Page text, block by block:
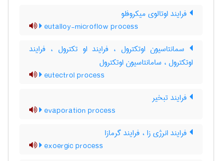
فرایند اوتالوی میکروفلو
eutalloy-microflow process
سمانتاسیون اوتکترول ، فرایند او تکترول ، فرایند
اوتکترول ، سامانتاسیون اوتکترول
eutectrol process
فرایند تبخیر
evaporation process
فرایند انرژی زا ، فرایند گرمازا
exoergic process